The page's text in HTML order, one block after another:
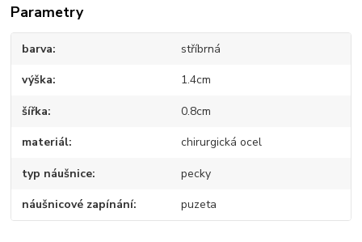
Parametry
barva stříbrná
výška 1.4cm
šířka 0.8cm
materiál chirurgická ocel
typ náušnice pecky
náušnicové zapínání puzeta